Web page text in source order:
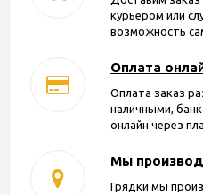
курьером или
возможность
Оплата
Оплата заказ
наличными,
онлайн через
Мы
Грядки мы